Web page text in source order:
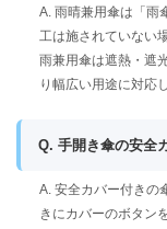
A. 雨晴兼用傘は「雨
工は施されていない
雨兼用傘は遮熱・遮
り幅広い用途に対応
Q. 手開き傘の安全
A. 安全カバー付きの
きにカバーのボタン